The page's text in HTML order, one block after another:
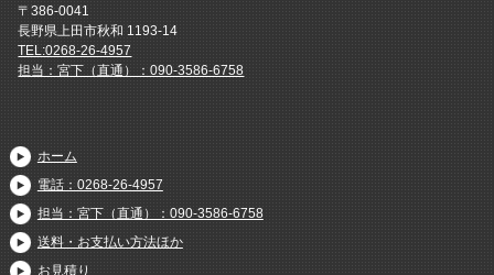
〒386-0041
長野県上田市秋和 1193-14
TEL:0268-26-4957
担当：宮下（直通）：090-3586-6758
ホーム
電話：0268-26-4957
担当：宮下（直通）：090-3586-6758
送料・お支払い方法ほか
お見積り